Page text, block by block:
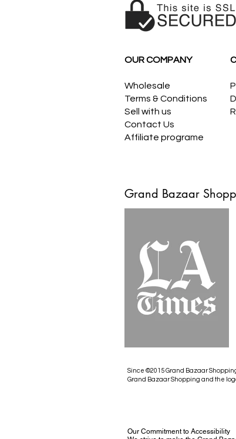
OUR COMPANY
Wholesale
Terms & Conditions
Sell with us
Contact Us
Affiliate programe
Grand Bazaar
Since ©2015 Grand Bazaar
Grand Bazaar Shopping and the
Our Commitment to Accessibility